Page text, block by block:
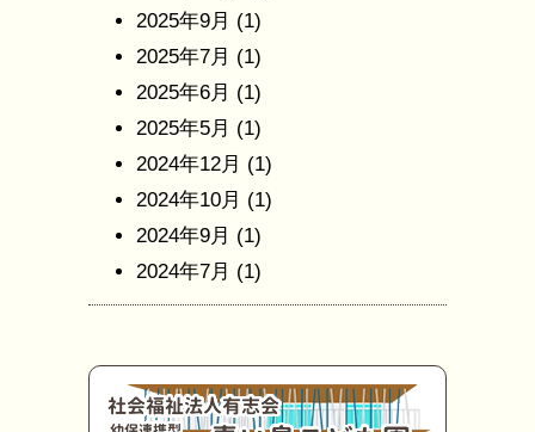
2025年9月 (1)
2025年7月 (1)
2025年6月 (1)
2025年5月 (1)
2024年12月 (1)
2024年10月 (1)
2024年9月 (1)
2024年7月 (1)